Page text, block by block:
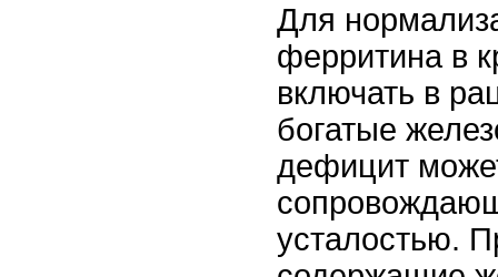
Для
ферритина в
включать в
богатые
дефицит
усталостью.